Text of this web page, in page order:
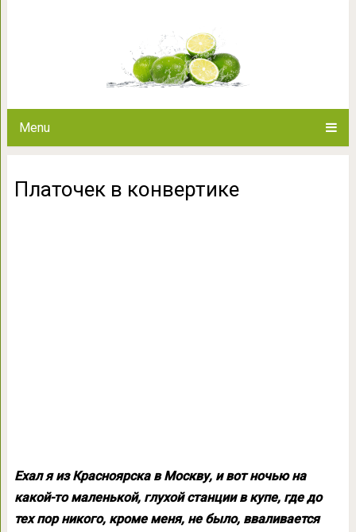
Menu
Платочек в конвертике
Ехал я из Красноярска в Москву, и вот ночью на
какой-то маленькой, глухой станции в купе, где до
тех пор никого, кроме меня, не было, вваливается